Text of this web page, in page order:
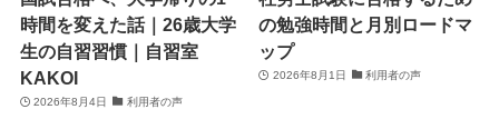
時間を変えた話｜26歳大学
生の自習習慣｜自習室
KAKOI
2026年8月4日 利用者の声
の勉強時間と月別ロードマ
ップ
2026年8月1日 利用者の声